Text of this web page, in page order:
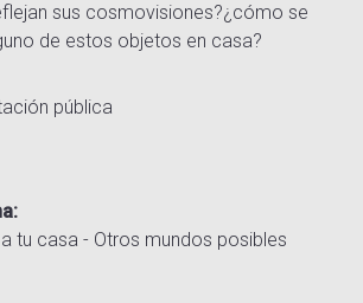
sus cosmovisiones?¿cómo se
de estos objetos en casa?
pública
tu casa - Otros mundos posibles